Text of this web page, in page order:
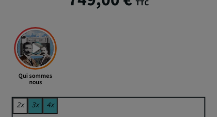
TTC
Qui sommes
nous
2x 3x 4x